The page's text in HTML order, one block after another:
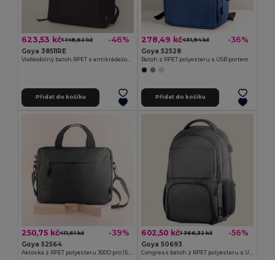
623,53 kč1 148,62 kč -46%
Goya 38511RE
Přidat do košíku
278,49 kč431,94 kč -36%
Goya 52528
Batoh z RPET polyesteru s USB portem
Přidat do košíku
250,75 kč411,61 kč -39%
Goya 52564
602,50 kč1 366,32 kč -56%
Goya 50693